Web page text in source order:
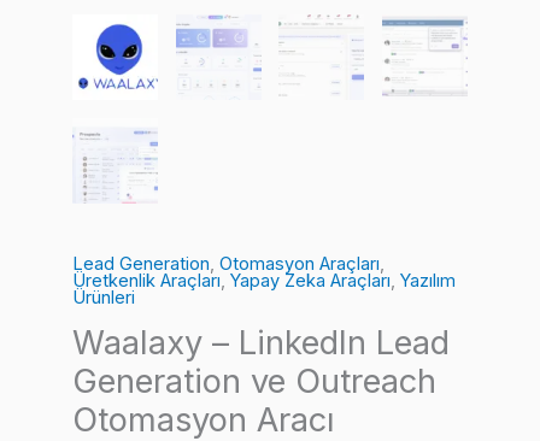
Lead Generation, Otomasyon Araçları,
Üretkenlik Araçları, Yapay Zeka Araçları, Yazılım
Ürünleri
Waalaxy – LinkedIn Lead
Generation ve Outreach
Otomasyon Aracı